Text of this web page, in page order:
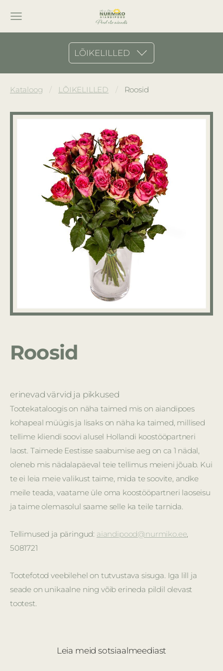
LÕIKELILLED
Tootekataloogis on näha taimed mis on aiandipoes
kohapeal müügis ja lisaks on näha ka taimed, millised
tellime kliendi soovi alusel Hollandi koostööpartneri
laost. Taimede Eestisse saabumise aeg on ca 1 nädal,
oleneb mis nädalapäeval teie tellimus meieni jõuab. Kui
te ei leia meie valikust taime, mida te soovite, andke
meile teada, vaatame üle oma koostööpartneri laoseisu
ja taime olemasolul saame selle ka teile tarnida.
Tellimused ja päringud: aiandipood@nurmiko.ee
5081721
Tootefotod veebilehel on tutvustava sisuga. Iga lill ja
seade on unikaalne ning võib erineda pildil olevast
tootest.
Kataloog LÕIKELILLED Roosid
Roosid
erinevad värvid ja pikkused
Leia meid sotsiaalmeediast